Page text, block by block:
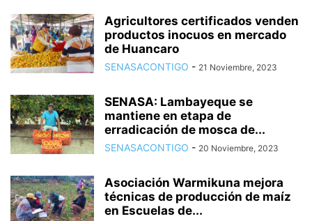
Agricultores certificados venden
productos inocuos en mercado
de Huancaro
SENASACONTIGO - 21 Noviembre, 2023
SENASA: Lambayeque se
mantiene en etapa de
erradicación de mosca de...
SENASACONTIGO - 20 Noviembre, 2023
Asociación Warmikuna mejora
técnicas de producción de maíz
en Escuelas de...